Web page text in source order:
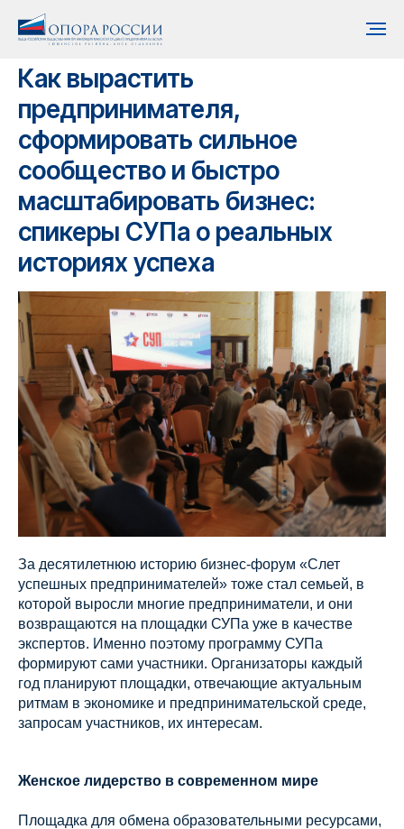
Как вырастить
предпринимателя,
сформировать сильное
сообщество и быстро
масштабировать бизнес:
спикеры СУПа о реальных
историях успеха
За десятилетнюю историю бизнес-форум «Слет
успешных предпринимателей» тоже стал семьей, в
которой выросли многие предприниматели, и они
возвращаются на площадки СУПа уже в качестве
экспертов. Именно поэтому программу СУПа
формируют сами участники. Организаторы каждый
год планируют площадки, отвечающие актуальным
ритмам в экономике и предпринимательской среде,
запросам участников, их интересам.
Женское лидерство в современном мире
Площадка для обмена образовательными ресурсами,